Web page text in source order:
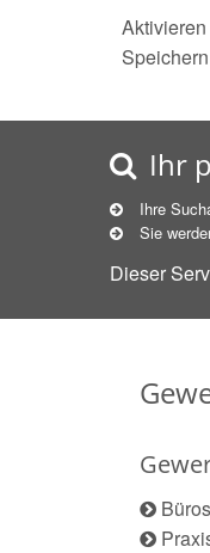
Ihr
Ihre
Sie
Dieser
Büros